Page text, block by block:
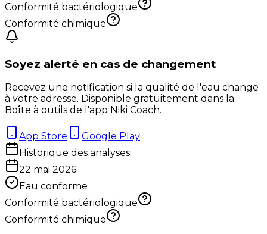
Conformité bactériologique
Conformité chimique
Soyez alerté en cas de changement
Recevez une notification si la qualité de l'eau change
à votre adresse. Disponible gratuitement dans la
Boîte à outils de l'app Niki Coach.
App Store
Google Play
Historique des analyses
22 mai 2026
Eau conforme
Conformité bactériologique
Conformité chimique